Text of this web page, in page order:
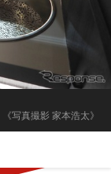
《写真撮影 家本浩太》